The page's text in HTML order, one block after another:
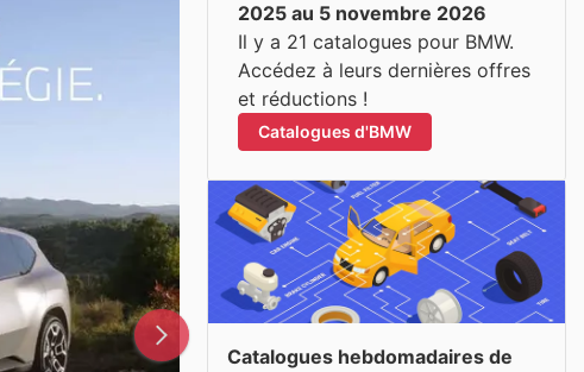
2025 au 5 novembre 2026
Il y a 21 catalogues pour BMW.
Accédez à leurs dernières offres
et réductions !
Catalogues d'BMW
Catalogues hebdomadaires de